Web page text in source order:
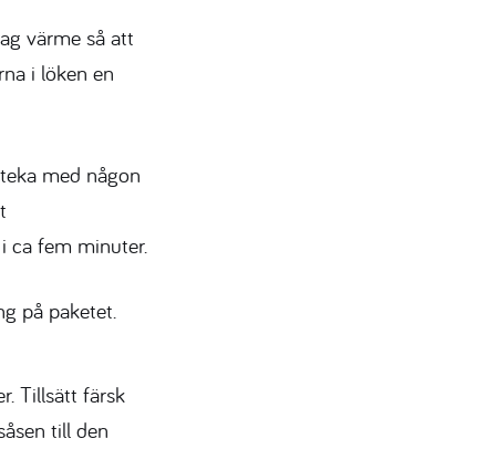
värme så att
i löken en
med någon
ca fem minuter.
på paketet.
Tillsätt färsk
till den